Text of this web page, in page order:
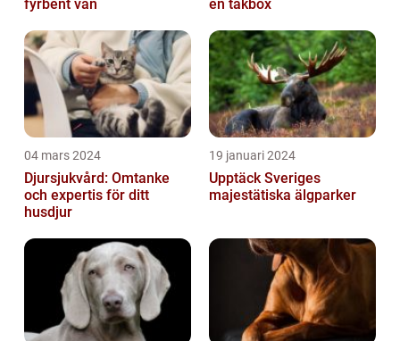
fyrbent vän
en takbox
04 mars 2024
Djursjukvård: Omtanke
och expertis för ditt
husdjur
19 januari 2024
Upptäck Sveriges
majestätiska älgparker